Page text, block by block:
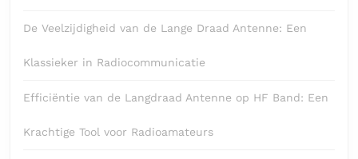
De Veelzijdigheid van de Lange Draad Antenne: Een
Klassieker in Radiocommunicatie
Efficiëntie van de Langdraad Antenne op HF Band: Een
Krachtige Tool voor Radioamateurs